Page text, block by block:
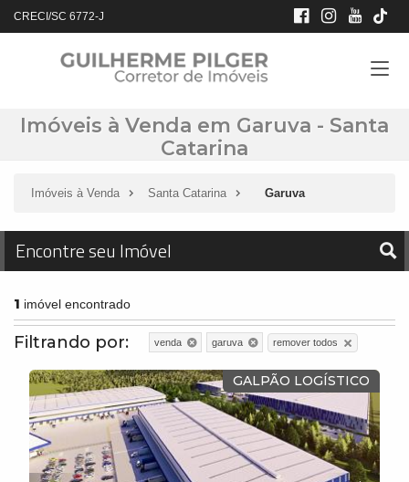
CRECI/SC 6772-J
Imóveis à Venda em Garuva - Santa
Catarina
Imóveis à Venda Santa Catarina Garuva
Encontre seu Imóvel
1 imóvel encontrado
Filtrando por: venda garuva remover todos
GALPÃO LOGÍSTICO